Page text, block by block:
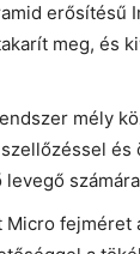
erősítésű
meg, és
mély
és
számára
Micro fejméret